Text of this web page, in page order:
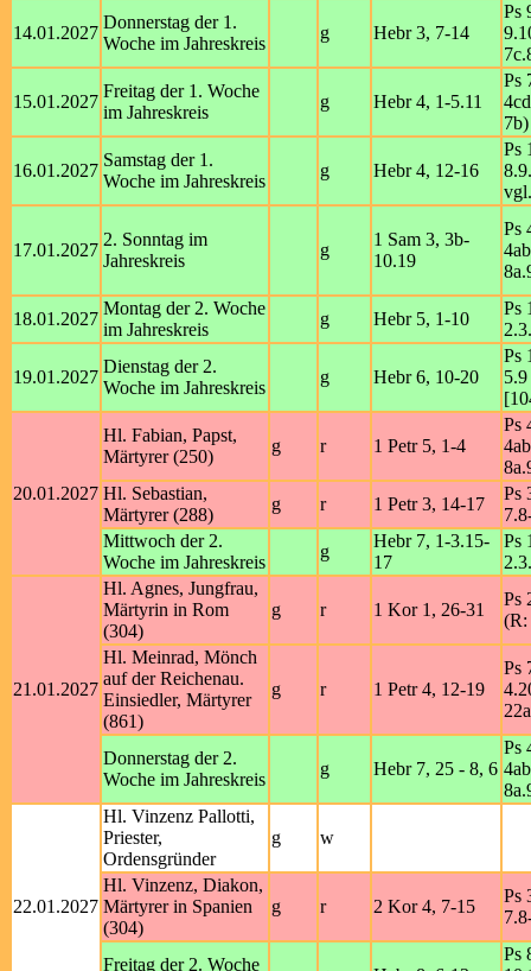
14.01.2027
Donnerstag der 1.
Woche im Jahreskreis
g Hebr 3, 7-14
Ps
15.01.2027
Freitag der 1. Woche
im Jahreskreis
g Hebr 4, 1-5.11
Ps
7b)
16.01.2027
Samstag der 1.
Woche im Jahreskreis
g Hebr 4, 12-16
Ps
17.01.2027
2. Sonntag im
Jahreskreis
g
1 Sam 3, 3b-
10.19
Ps
18.01.2027
Montag der 2. Woche
im Jahreskreis
g Hebr 5, 1-10
Ps
19.01.2027
Dienstag der 2.
Woche im Jahreskreis
g Hebr 6, 10-20
Ps
20.01.2027
Hl. Fabian, Papst,
Märtyrer (250)
g r 1 Petr 5, 1-4
Ps
Hl. Sebastian,
Märtyrer (288)
g r 1 Petr 3, 14-17
Ps
Mittwoch der 2.
Woche im Jahreskreis
g
Hebr 7, 1-3.15-
17
Ps
21.01.2027
Hl. Agnes, Jungfrau,
Märtyrin in Rom
(304)
g r 1 Kor 1, 26-31
Ps
(R:
Hl. Meinrad, Mönch
auf der Reichenau.
Einsiedler, Märtyrer
(861)
g r 1 Petr 4, 12-19
Ps
Donnerstag der 2.
Woche im Jahreskreis
g Hebr 7, 25 - 8, 6
Ps
22.01.2027
Hl. Vinzenz Pallotti,
Priester,
Ordensgründer
g w
Hl. Vinzenz, Diakon,
Märtyrer in Spanien
(304)
g r 2 Kor 4, 7-15
Ps
Freitag der 2. Woche
Ps